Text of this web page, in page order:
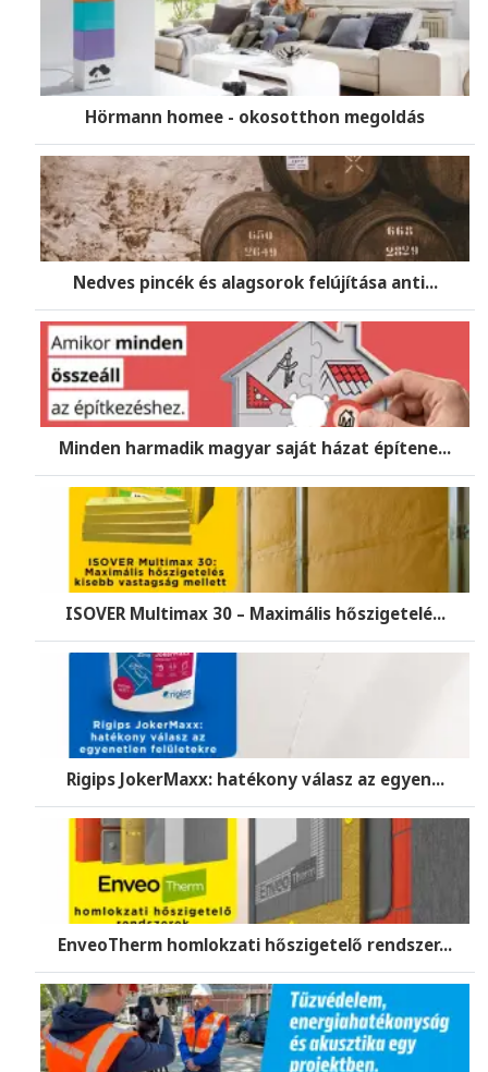
Hörmann homee - okosotthon megoldás
Nedves pincék és alagsorok felújítása anti...
Minden harmadik magyar saját házat építene...
ISOVER Multimax 30 – Maximális hőszigetelé...
Rigips JokerMaxx: hatékony válasz az egyen...
EnveoTherm homlokzati hőszigetelő rendszer...